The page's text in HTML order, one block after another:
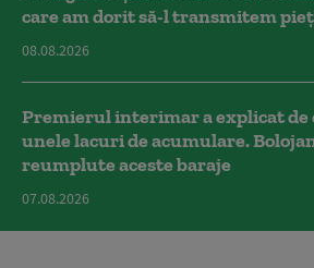
care am dorit să-l transmitem
08.08.2026
Premierul interimar a explicat de
unele lacuri de acumulare.
reumplute aceste baraje
07.08.2026